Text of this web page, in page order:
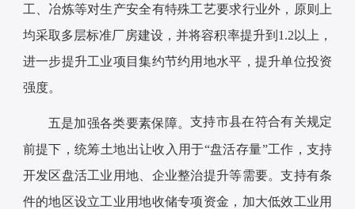
工、冶炼等对生产安全有特殊工艺要求行业外，原则上
均采取多层标准厂房建设，并将容积率提升到1.2以上，
进一步提升工业项目集约节约用地水平，提升单位投资
强度。
五是加强各类要素保障。支持市县在符合有关规定
前提下，统筹土地出让收入用于“盘活存量”工作，支持
开发区盘活工业用地、企业整治提升等需要。支持有条
件的地区设立工业用地收储专项资金，加大低效工业用